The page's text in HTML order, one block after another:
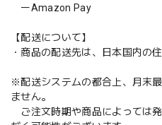
ーAmazon Pay
【配送について】
・商品の配送先は、日本国内の
※配送システムの都合上、月末
ません。
ご注文時期や商品によっては